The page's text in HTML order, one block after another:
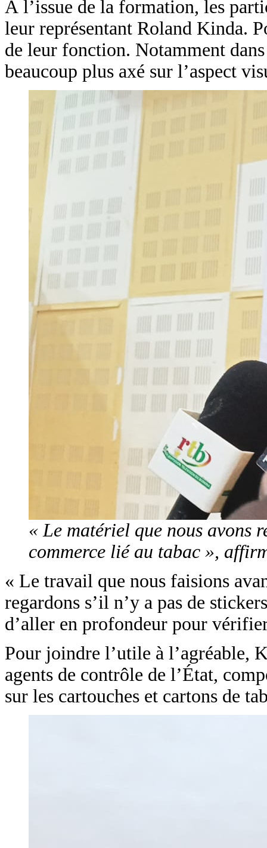
À l’issue de la formation, les
leur représentant Roland Kinda.
de leur fonction. Notamment
beaucoup plus axé sur l’aspect
« Le matériel que nous avons
commerce lié au tabac »,
« Le travail que nous faisions
regardons s’il n’y a pas de
d’aller en profondeur pour
Pour joindre l’utile à l’agréable,
agents de contrôle de l’État,
sur les cartouches et cartons de